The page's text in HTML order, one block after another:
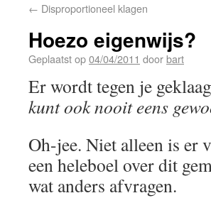
← Disproportioneel klagen
Hoezo eigenwijs?
Geplaatst op04/04/2011 doorbart
Er wordt tegen je
kunt ook nooit eens
Oh-jee. Niet alleen is er
een heleboel over dit
wat anders afvragen.